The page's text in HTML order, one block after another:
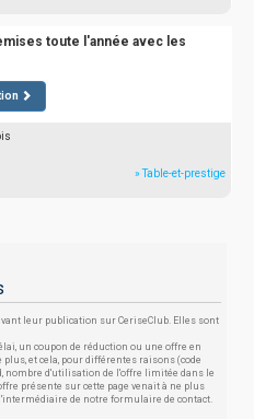
toute l'année avec les
» Table-et-prestige
leur publication sur CeriseClub. Elles sont
un coupon de réduction ou une offre en
et cela, pour différentes raisons (code
nombre d'utilisation de l'offre limitée dans le
présente sur cette page venait à ne plus
de notre formulaire de contact.